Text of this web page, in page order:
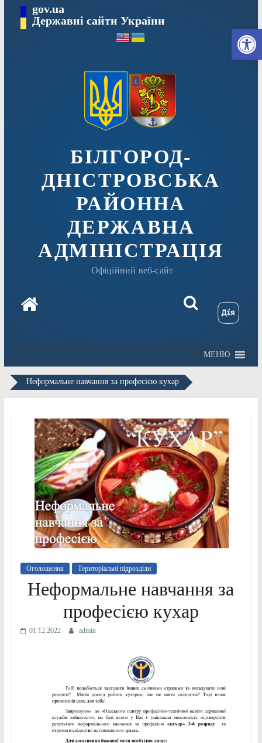
вмісту
gov.ua
Державні сайти України
БІЛГОРОД-
ДНІСТРОВСЬКА
РАЙОННА
ДЕРЖАВНА
АДМІНІСТРАЦІЯ
Офіційний веб-сайт
МЕНЮ
Неформальне навчання за професією кухар
Оголошення Територіальні підрозділи
Неформальне навчання за
професією кухар
01.12.2022 admin